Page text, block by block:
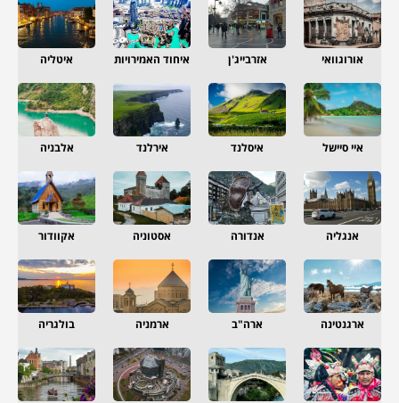
אורוגוואי אזרבייג'ן איחוד האמירויות איטליה
איי סיישל איסלנד אירלנד אלבניה
אנגליה אנדורה אסטוניה אקוודור
ארגנטינה ארה"ב ארמניה בולגריה